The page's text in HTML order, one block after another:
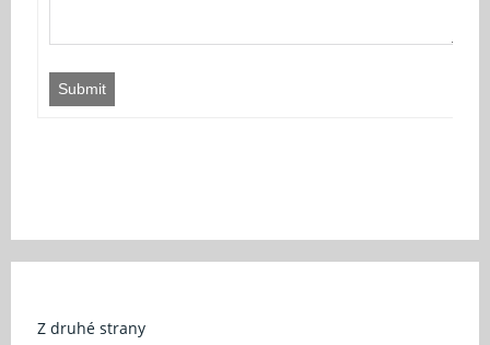
Submit
Z druhé strany